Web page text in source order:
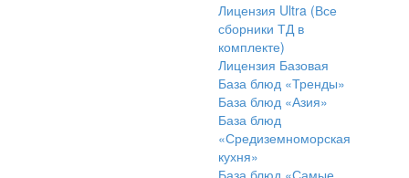
Лицензия Ultra (Все
сборники ТД в
комплекте)
Лицензия Базовая
База блюд «Тренды»
База блюд «Азия»
База блюд
«Средиземноморская
кухня»
База блюд «Самые